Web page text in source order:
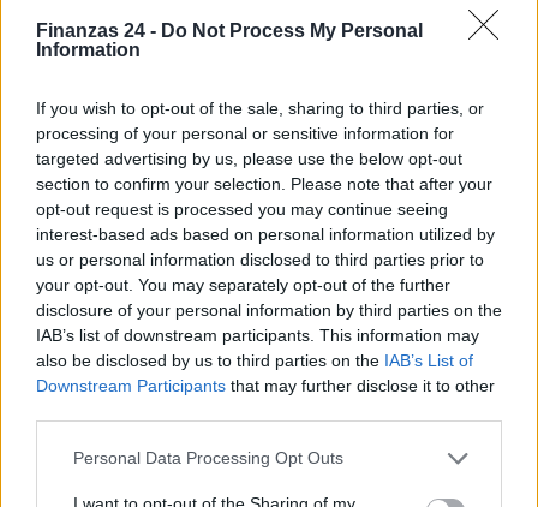
Finanzas 24 - Do Not Process My Personal
Information
If you wish to opt-out of the sale, sharing to third parties, or
processing of your personal or sensitive information for
targeted advertising by us, please use the below opt-out
section to confirm your selection. Please note that after your
opt-out request is processed you may continue seeing
interest-based ads based on personal information utilized by
us or personal information disclosed to third parties prior to
your opt-out. You may separately opt-out of the further
disclosure of your personal information by third parties on the
IAB’s list of downstream participants. This information may
also be disclosed by us to third parties on the IAB’s List of
Downstream Participants that may further disclose it to other
Please note that this website/app uses one or more Google
not limited to your visit or usage behaviour. You may click to
Personal Data Processing Opt Outs
I want to opt-out of the Sharing of my
Fondos europeos impulsan crecimiento laboral y económico en
el País Vasco
Marta Ruiz · 3 Ago 2026
FINANCIACIÓN